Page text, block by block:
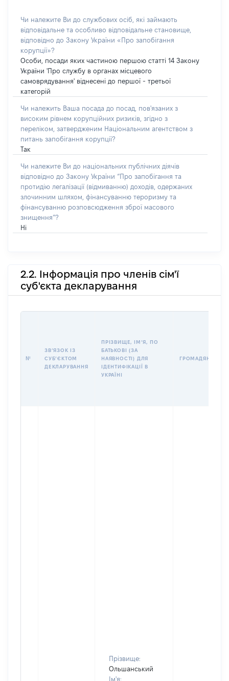
Чи належите Ви до службових осіб, які займають
відповідальне та особливо відповідальне становище,
відповідно до Закону України «Про запобігання
корупції»?
Особи, посади яких частиною першою статті 14 Закону
України 'Про службу в органах місцевого
самоврядування' віднесені до першої - третьої
категорій
Чи належить Ваша посада до посад, пов'язаних з
високим рівнем корупційних ризиків, згідно з
переліком, затвердженим Національним агентством з
питань запобігання корупції?
Так
Чи належите Ви до національних публічних діячів
відповідно до Закону України “Про запобігання та
протидію легалізації (відмиванню) доходів, одержаних
злочинним шляхом, фінансуванню тероризму та
фінансуванню розповсюдження зброї масового
знищення”?
Ні
2.2. Інформація про членів сім'ї
суб'єкта декларування
№
ЗВʼЯЗОК ІЗ
СУБʼЄКТОМ
ДЕКЛАРУВАННЯ
ПРІЗВИЩЕ, ІМʼЯ, ПО
БАТЬКОВІ (ЗА
НАЯВНОСТІ) ДЛЯ
ІДЕНТИФІКАЦІЇ В
УКРАЇНІ
ГРОМАДЯНСТВО
Прізвище:
Ольшанський
Ім'я: